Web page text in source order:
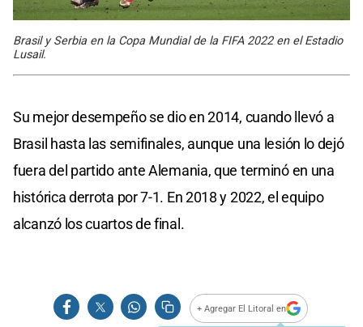
Brasil y Serbia en la Copa Mundial de la FIFA 2022 en el Estadio
Lusail.
Su mejor desempeño se dio en 2014, cuando llevó a
Brasil hasta las semifinales, aunque una lesión lo dejó
fuera del partido ante Alemania, que terminó en una
histórica derrota por 7-1. En 2018 y 2022, el equipo
alcanzó los cuartos de final.
+ Agregar El Litoral en